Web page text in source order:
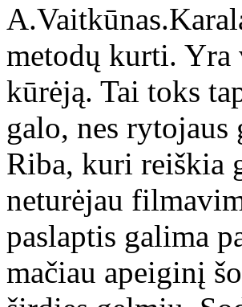
metodų kurti. Yra
kūrėją. Tai toks
galo, nes rytojaus
Riba, kuri reiškia
neturėjau
paslaptis galima
mačiau apeiginį